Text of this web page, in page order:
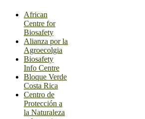
African
Centre for
Biosafety
Alianza por la
Agroecolgia
Biosafety
Info Centre
Bloque Verde
Costa Rica
Centro de
Protección a
la Naturaleza